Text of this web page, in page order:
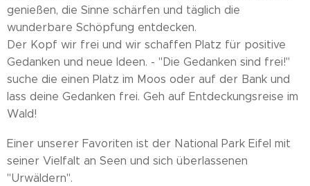
genießen, die Sinne schärfen und täglich die
wunderbare Schöpfung entdecken.
Der Kopf wir frei und wir schaffen Platz für positive
Gedanken und neue Ideen. - "Die Gedanken sind frei!"
suche die einen Platz im Moos oder auf der Bank und
lass deine Gedanken frei. Geh auf Entdeckungsreise im
Wald!
Einer unserer Favoriten ist der National Park Eifel mit
seiner Vielfalt an Seen und sich überlassenen
"Urwäldern".